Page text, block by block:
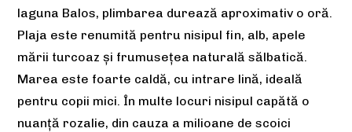
laguna Balos, plimbarea durează aproximativ o oră.
Plaja este renumită pentru nisipul fin, alb, apele
mării turcoaz și frumusețea naturală sălbatică.
Marea este foarte caldă, cu intrare lină, ideală
pentru copii mici. În multe locuri nisipul capătă o
nuanță rozalie, din cauza a milioane de scoici